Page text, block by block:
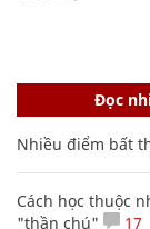
Đọc
Nhiều điểm bất
Cách học thuộc
"thần chú"
17